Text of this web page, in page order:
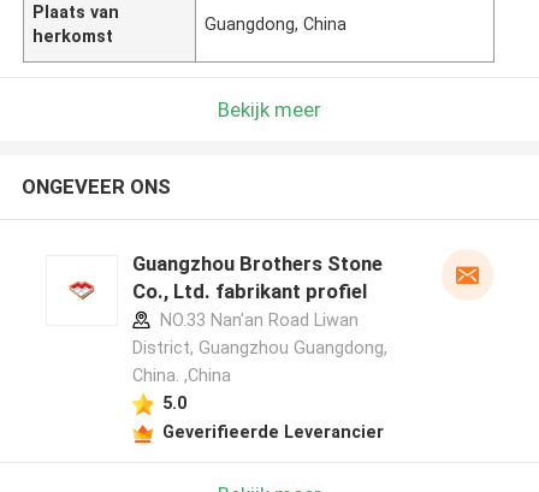
Plaats van
herkomst
Guangdong, China
Bekijk meer
ONGEVEER ONS
Guangzhou Brothers Stone
Co., Ltd. fabrikant profiel
NO.33 Nan'an Road Liwan
District, Guangzhou Guangdong,
China. ,China
5.0
Geverifieerde Leverancier